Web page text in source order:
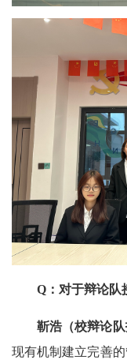
Q：对于辩论队
靳浩（校辩论
现有机制建立完善